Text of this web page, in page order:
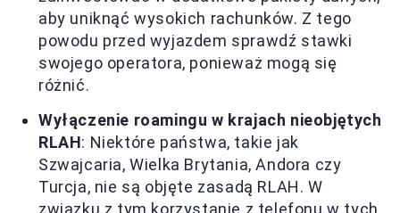
aby uniknąć wysokich rachunków. Z tego
powodu przed wyjazdem sprawdź stawki
swojego operatora, ponieważ mogą się
różnić.
Wyłączenie roamingu w krajach nieobjętych
RLAH: Niektóre państwa, takie jak
Szwajcaria, Wielka Brytania, Andora czy
Turcja, nie są objęte zasadą RLAH. W